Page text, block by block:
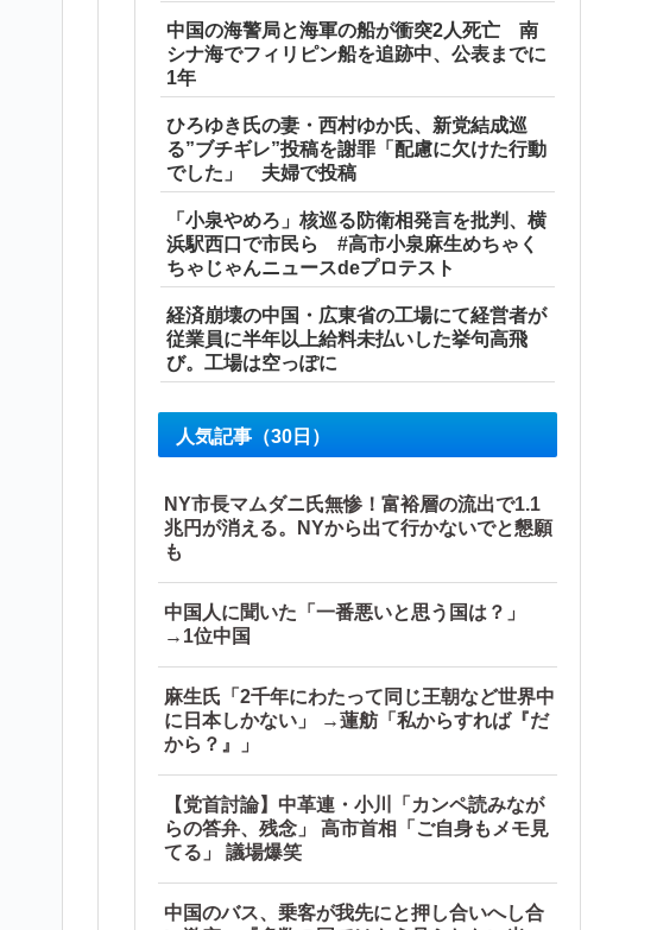
中国の海警局と海軍の船が衝突2人死亡 南
シナ海でフィリピン船を追跡中、公表までに
1年
ひろゆき氏の妻・西村ゆか氏、新党結成巡
る”ブチギレ”投稿を謝罪「配慮に欠けた行動
でした」 夫婦で投稿
「小泉やめろ」核巡る防衛相発言を批判、横
浜駅西口で市民ら #高市小泉麻生めちゃく
ちゃじゃんニュースdeプロテスト
経済崩壊の中国・広東省の工場にて経営者が
従業員に半年以上給料未払いした挙句高飛
び。工場は空っぽに
人気記事（30日）
NY市長マムダニ氏無惨！富裕層の流出で1.1
兆円が消える。NYから出て行かないでと懇願
も
中国人に聞いた「一番悪いと思う国は？」
→1位中国
麻生氏「2千年にわたって同じ王朝など世界中
に日本しかない」 →蓮舫「私からすれば『だ
から？』」
【党首討論】中革連・小川「カンペ読みなが
らの答弁、残念」 高市首相「ご自身もメモ見
てる」 議場爆笑
中国のバス、乗客が我先にと押し合いへし合